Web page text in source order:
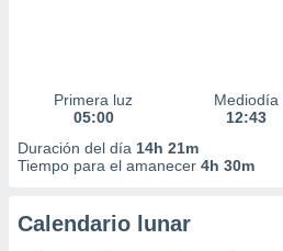
Primera luz
05:00
Mediodía
12:43
Duración del día 14h 21m
Tiempo para el amanecer 4h 30m
Calendario lunar